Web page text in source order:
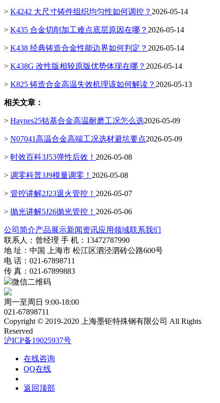
> K4242 大尺寸铸件组织均匀性如何调控？ 2026-05-14
> K435 合金切削加工难点底层原因在哪？ 2026-05-14
> K438 经典铸造合金性能边界如何判定？ 2026-05-14
> K438G 改性版相较原版优势体现在哪？ 2026-05-14
> K825 铸造合金高温失效机理该如何解读？ 2026-05-13
相关文章：
> Haynes25钴基合金高温耐磨工况怎么选2026-05-09
> N07041高温合金高端工况选材避坑要点2026-05-09
> 时效百科3J53弹性后效！ 2026-05-08
> 调零科普3J9模量调零！ 2026-05-08
> 管控讲解2J23退火管控！ 2026-05-07
> 抛光讲解5J26抛光管控！ 2026-05-06
公司简介产品展示新闻资讯应用领域联系我们
联系人：曾经理 手 机：13472787990
地 址：中国 上海市 松江区泗泾泗砖公路600号
电 话：021-67898711
传 真：021-67899883
微信二维码
周一至周日 9:00-18:00
021-67898711
Copyright © 2019-2020 上海墨钜特殊钢有限公司 All Rights
Reserved
沪ICP备19025937号
在线咨询
QQ在线
返回顶部